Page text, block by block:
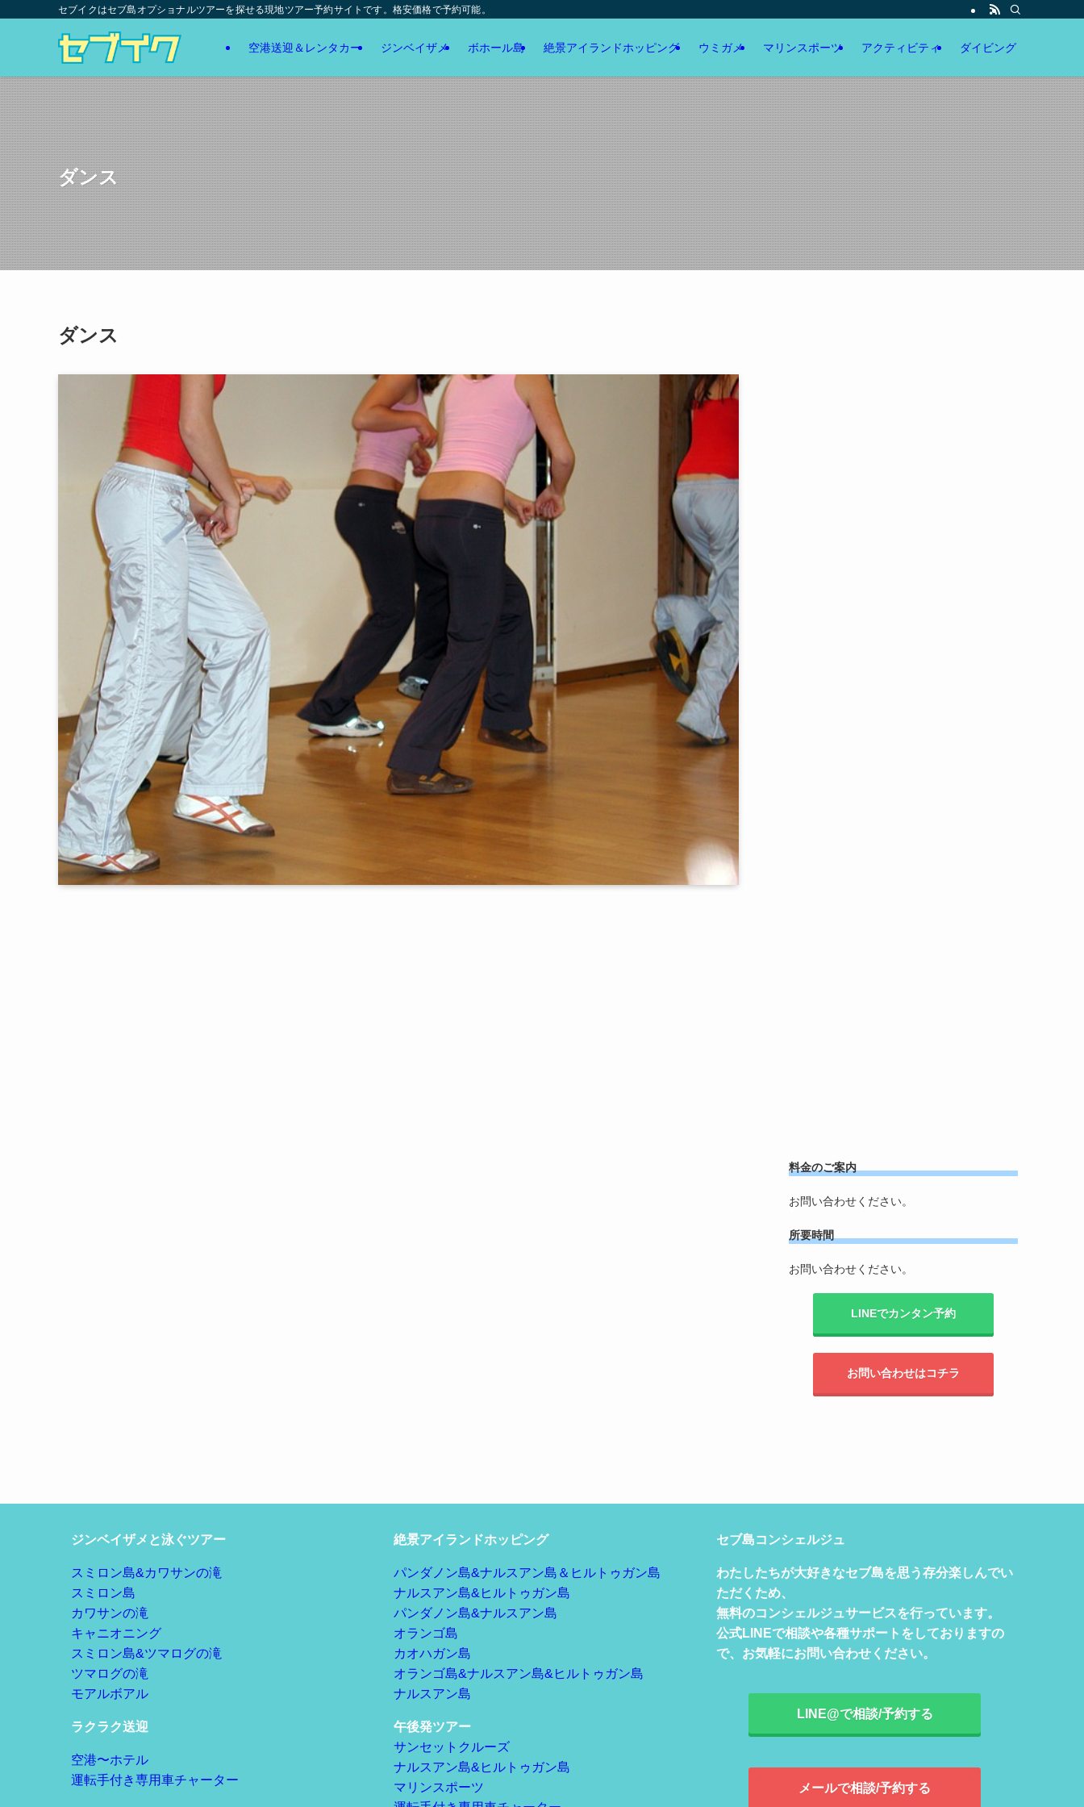
セブイクはセブ島オプショナルツアーを探せる現地ツアー予約サイトです。格安価格で予約可能。
空港送迎＆レンタカー ジンベイザメ ボホール島 絶景アイランドホッピング ウミガメ マリンスポーツ アクティビティ ダイビング
ダンス
ダンス
料金のご案内
お問い合わせください。
所要時間
お問い合わせください。
LINEでカンタン予約
お問い合わせはコチラ
ジンベイザメと泳ぐツアー
スミロン島&カワサンの滝
スミロン島
カワサンの滝
キャニオニング
スミロン島&ツマログの滝
ツマログの滝
モアルボアル
ラクラク送迎
空港〜ホテル
運転手付き専用車チャーター
絶景アイランドホッピング
パンダノン島&ナルスアン島＆ヒルトゥガン島
ナルスアン島&ヒルトゥガン島
パンダノン島&ナルスアン島
オランゴ島
カオハガン島
オランゴ島&ナルスアン島&ヒルトゥガン島
ナルスアン島
午後発ツアー
サンセットクルーズ
ナルスアン島&ヒルトゥガン島
マリンスポーツ
セブ島コンシェルジュ
わたしたちが大好きなセブ島を思う存分楽しんでい
ただくため、
無料のコンシェルジュサービスを行っています。
公式LINEで相談や各種サポートをしておりますの
で、お気軽にお問い合わせください。
LINE@で相談/予約する
メールで相談/予約する